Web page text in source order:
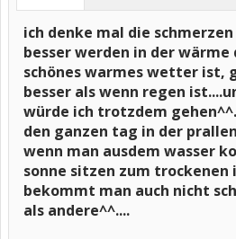
ich denke mal die
besser werden in der wärme
schönes warmes wetter ist,
besser als wenn regen
würde ich trotzdem
den ganzen tag in der
wenn man ausdem wasser
sonne sitzen zum trockenen
bekommt man auch nicht
als andere^^....